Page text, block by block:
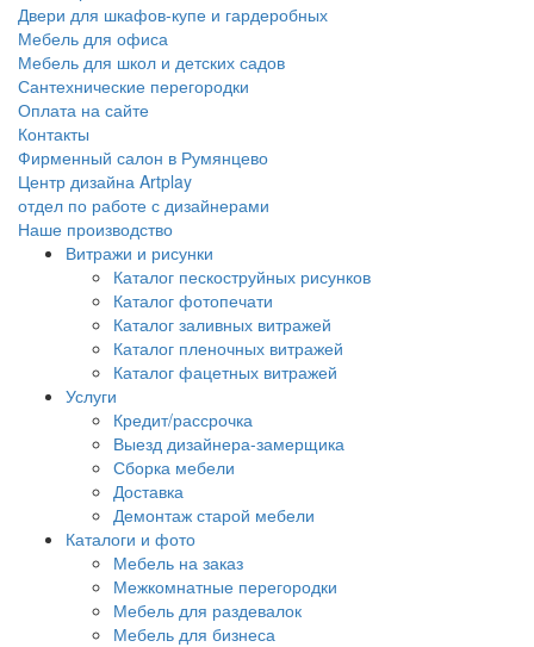
Двери для шкафов-купе и гардеробных
Мебель для офиса
Мебель для школ и детских садов
Сантехнические перегородки
Оплата на сайте
Контакты
Фирменный салон в Румянцево
Центр дизайна Artplay
отдел по работе с дизайнерами
Наше производство
Витражи и рисунки
Каталог пескоструйных рисунков
Каталог фотопечати
Каталог заливных витражей
Каталог пленочных витражей
Каталог фацетных витражей
Услуги
Кредит/рассрочка
Выезд дизайнера-замерщика
Сборка мебели
Доставка
Демонтаж старой мебели
Каталоги и фото
Мебель на заказ
Межкомнатные перегородки
Мебель для раздевалок
Мебель для бизнеса